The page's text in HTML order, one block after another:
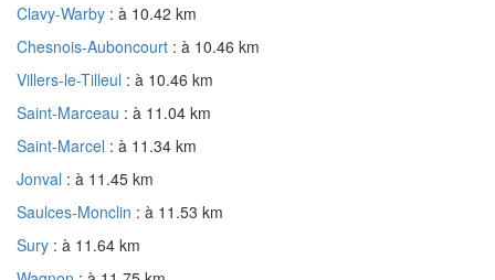
Clavy-Warby : à 10.42 km
Chesnois-Auboncourt : à 10.46 km
Villers-le-Tilleul : à 10.46 km
Saint-Marceau : à 11.04 km
Saint-Marcel : à 11.34 km
Jonval : à 11.45 km
Saulces-Monclin : à 11.53 km
Sury : à 11.64 km